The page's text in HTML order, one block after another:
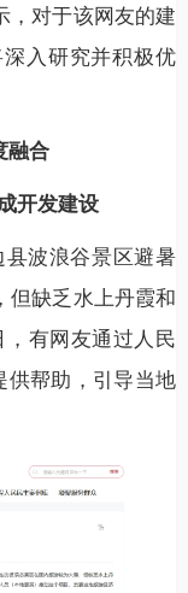
，对于该网友的建
入研究并积极优
融合
开发建设
波浪谷景区避暑
但缺乏水上丹霞和
有网友通过人民
供帮助，引导当地